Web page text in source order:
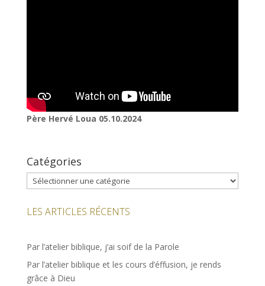
Père Hervé Loua 05.10.2024
Catégories
Catégories
LES ARTICLES RÉCENTS
Par l’atelier biblique, j’ai soif de la Parole
Par l’atelier biblique et les cours d’éffusion, je rends
grâce à Dieu